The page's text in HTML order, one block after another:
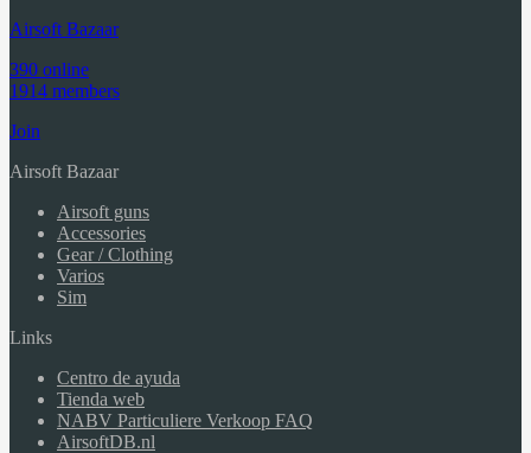
Airsoft Bazaar
390 online
1914 members
Join
Airsoft Bazaar
Airsoft guns
Accessories
Gear / Clothing
Varios
Sim
Links
Centro de ayuda
Tienda web
NABV Particuliere Verkoop FAQ
AirsoftDB.nl